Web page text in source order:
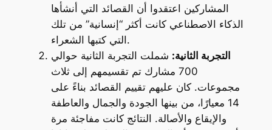
المشاركين اعتقدوا أن القصائد التي أنشأها
الذكاء الاصطناعي كانت أكثر “إنسانية” من تلك
التي كتبها الشعراء.
التجربة الثانية: شملت التجربة الثانية حوالي
700 مشارك تم تقسيمهم إلى ثلاث
مجموعات. كان عليهم تقييم القصائد بناءً على
14 معيارًا، من بينها الجودة والجمال والعاطفة
والإيقاع والأصالة. النتائج كانت مفاجئة مرة